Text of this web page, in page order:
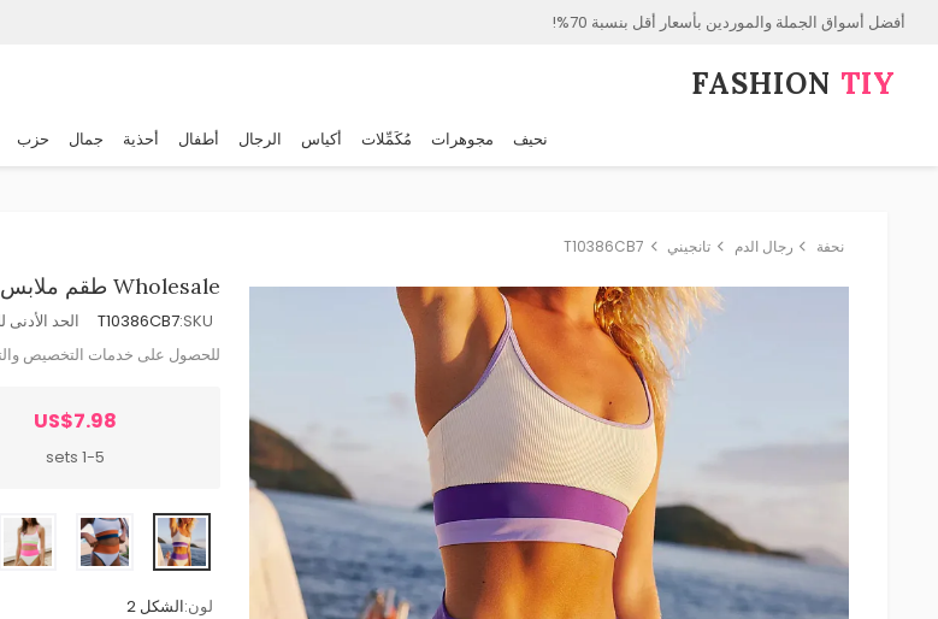
أفضل أسواق الجملة والموردين بأسعار أقل بنسبة 70%!
FASHION⁠ TIY
نحيف مجوهرات مُكَمِّلات أكياس الرجال أطفال أحذية جمال حزب
نحفة رجال الدم تانجيني T10386CB7
Wholesale طقم ملابس سباحة نسائي أنيق وجذاب بألوان متداخلة
SKU:
T10386CB7 الحد
للحصول على خدمات التخصيص
US$7.98
1-5 sets
لون:الشكل 2